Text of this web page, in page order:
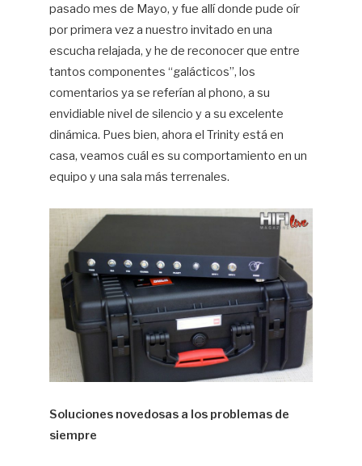
pasado mes de Mayo, y fue allí donde pude oír
por primera vez a nuestro invitado en una
escucha relajada, y he de reconocer que entre
tantos componentes “galácticos”, los
comentarios ya se referían al phono, a su
envidiable nivel de silencio y a su excelente
dinámica. Pues bien, ahora el Trinity está en
casa, veamos cuál es su comportamiento en un
equipo y una sala más terrenales.
Soluciones novedosas a los problemas de
siempre